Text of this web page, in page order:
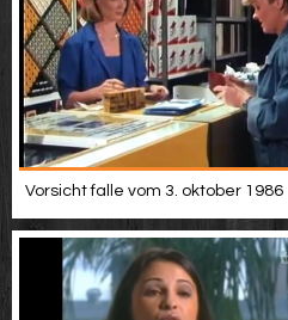
Vorsicht falle vom 3. oktober 1986